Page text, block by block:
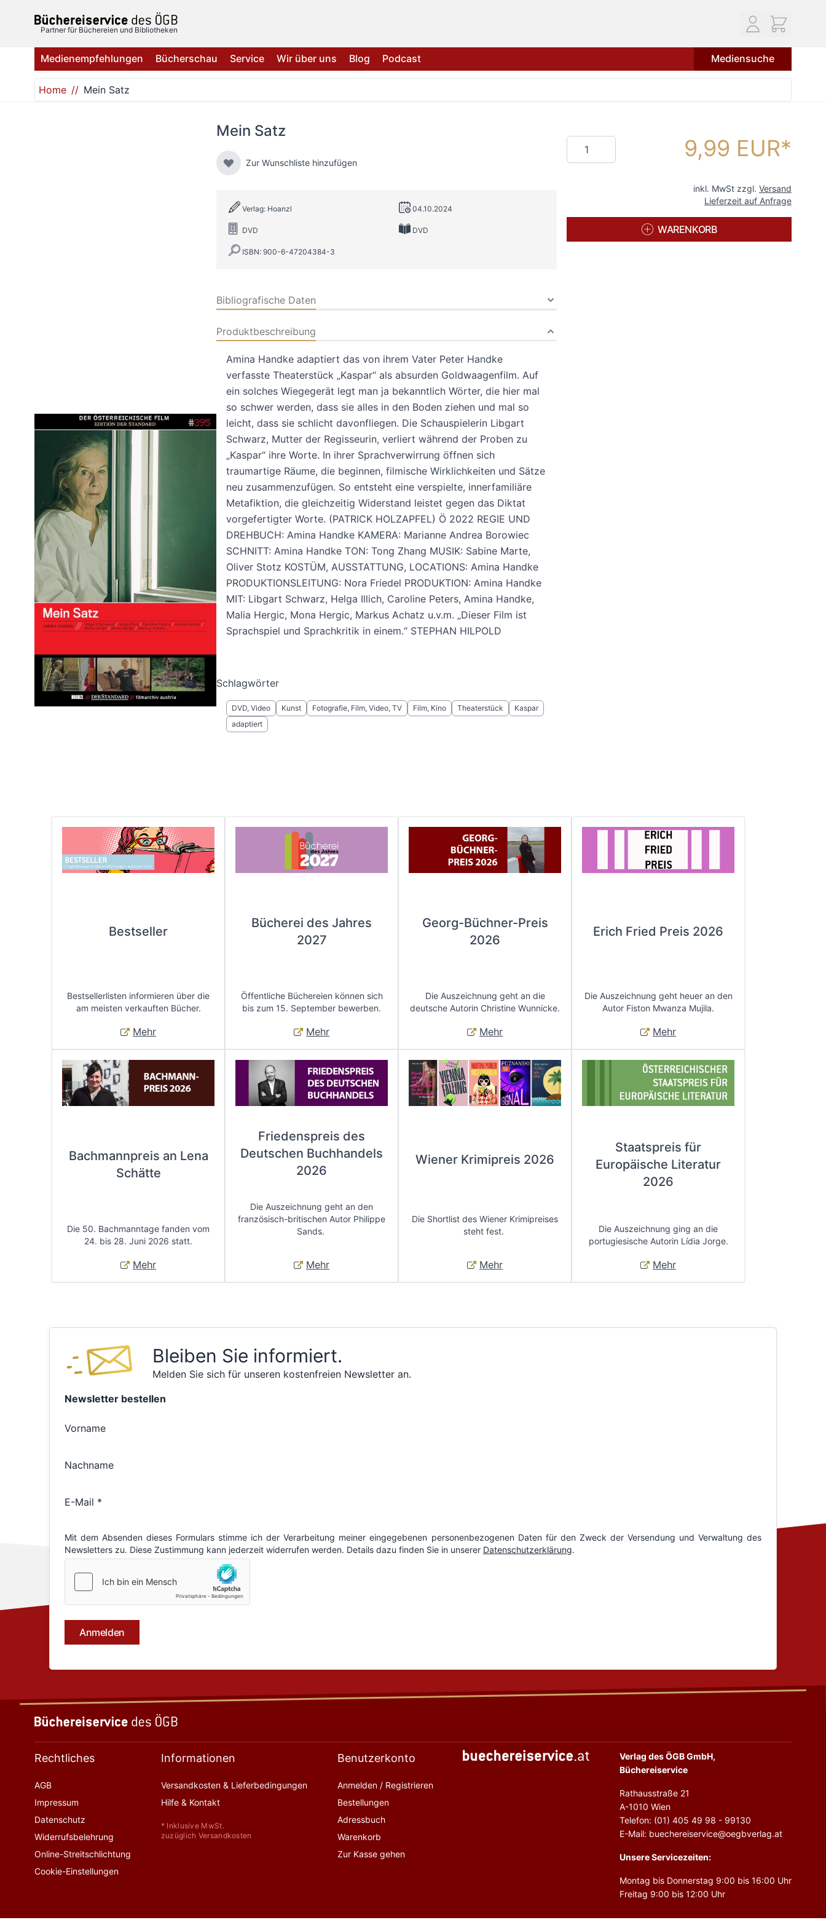
Partner für Büchereien und Bibliotheken
Medienempfehlungen Bücherschau Service Wir über uns Blog Podcast Mediensuche
Home Mein Satz
Mein Satz
Zur Wunschliste hinzufügen
Verlag: Hoanzl 04.10.2024
DVD DVD
ISBN: 900-6-47204384-3
Bibliografische Daten
Produktbeschreibung
Amina Handke adaptiert das von ihrem Vater Peter Handke
verfasste Theaterstück „Kaspar“ als absurden Goldwaagenfilm. Auf
ein solches Wiegegerät legt man ja bekanntlich Wörter, die hier mal
so schwer werden, dass sie alles in den Boden ziehen und mal so
leicht, dass sie schlicht davonfliegen. Die Schauspielerin Libgart
Schwarz, Mutter der Regisseurin, verliert während der Proben zu
„Kaspar“ ihre Worte. In ihrer Sprachverwirrung öffnen sich
traumartige Räume, die beginnen, filmische Wirklichkeiten und Sätze
neu zusammenzufügen. So entsteht eine verspielte, innerfamiliäre
Metafiktion, die gleichzeitig Widerstand leistet gegen das Diktat
vorgefertigter Worte. (PATRICK HOLZAPFEL) Ö 2022 REGIE UND
DREHBUCH: Amina Handke KAMERA: Marianne Andrea Borowiec
SCHNITT: Amina Handke TON: Tong Zhang MUSIK: Sabine Marte,
Oliver Stotz KOSTÜM, AUSSTATTUNG, LOCATIONS: Amina Handke
PRODUKTIONSLEITUNG: Nora Friedel PRODUKTION: Amina Handke
MIT: Libgart Schwarz, Helga Illich, Caroline Peters, Amina Handke,
Malia Hergic, Mona Hergic, Markus Achatz u.v.m. „Dieser Film ist
Sprachspiel und Sprachkritik in einem.“ STEPHAN HILPOLD
Schlagwörter
DVD, Video Kunst Fotografie, Film, Video, TV Film, Kino Theaterstück
Kaspar
adaptiert
Menge 9,99 EUR
inkl. MwSt zzgl. Versand
Lieferzeit auf Anfrage
WARENKORB
Bestseller
Bestsellerlisten informieren über die
am meisten verkauften Bücher.
Mehr
Bücherei des Jahres
2027
Öffentliche Büchereien können sich
bis zum 15. September bewerben.
Mehr
Georg-Büchner-Preis
2026
Die Auszeichnung geht an die
deutsche Autorin Christine Wunnicke.
Mehr
Erich Fried Preis 2026
Die Auszeichnung geht heuer an den
Autor Fiston Mwanza Mujila.
Mehr
Bachmannpreis an Lena
Schätte
Die 50. Bachmanntage fanden vom
24. bis 28. Juni 2026 statt.
Mehr
Friedenspreis des
Deutschen Buchhandels
2026
Die Auszeichnung geht an den
französisch-britischen Autor Philippe
Sands.
Mehr
Wiener Krimipreis 2026
Die Shortlist des Wiener Krimipreises
steht fest.
Mehr
Staatspreis für
Europäische Literatur
2026
Die Auszeichnung ging an die
portugiesische Autorin Lídia Jorge.
Mehr
Bleiben Sie informiert.
Melden Sie sich für unseren kostenfreien Newsletter an.
Rechtliches
AGB
Impressum
Datenschutz
Widerrufsbelehrung
Online-Streitschlichtung
Cookie-Einstellungen
Informationen
Versandkosten & Lieferbedingungen
Hilfe & Kontakt
* Inklusive MwSt.
zuzüglich Versandkosten
Benutzerkonto
Anmelden / Registrieren
Bestellungen
Adressbuch
Warenkorb
Zur Kasse gehen
Verlag des ÖGB GmbH,
Büchereiservice
Rathausstraße 21
A-1010 Wien
Telefon: (01) 405 49 98 - 99130
E-Mail: buechereiservice@oegbverlag.at
Unsere Servicezeiten:
Montag bis Donnerstag 9:00 bis 16:00 Uhr
Freitag 9:00 bis 12:00 Uhr